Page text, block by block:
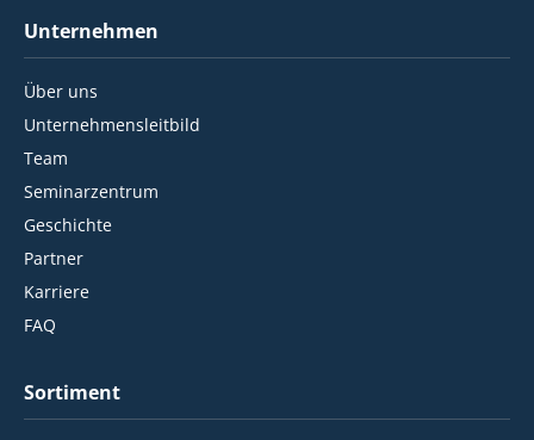
Unternehmen
Über uns
Unternehmensleitbild
Team
Seminarzentrum
Geschichte
Partner
Karriere
FAQ
Sortiment